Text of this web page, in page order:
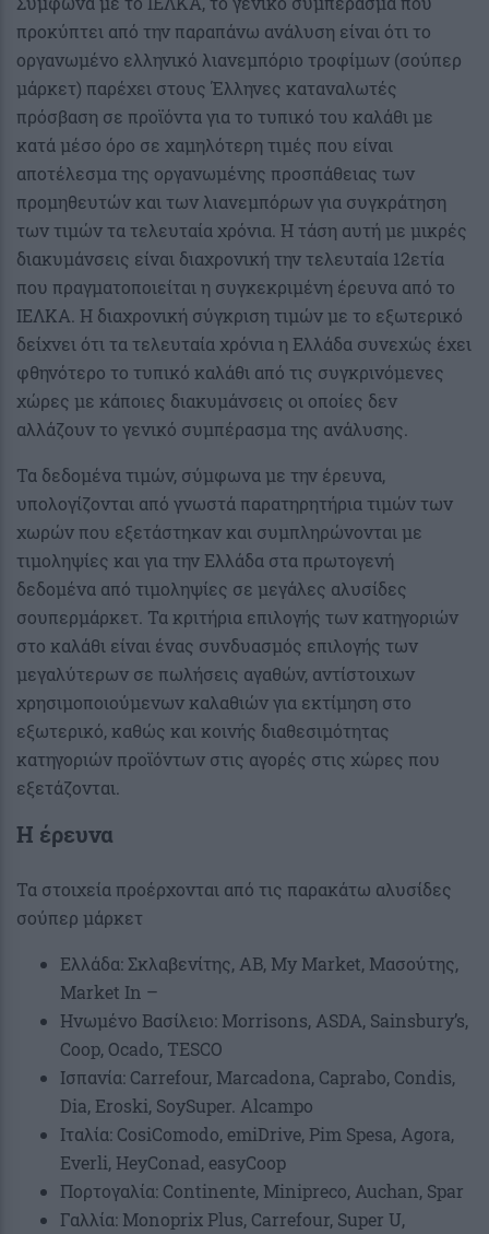
προκύπτει από την παραπάνω ανάλυση είναι ότι το
οργανωμένο ελληνικό λιανεμπόριο τροφίμων (σούπερ
μάρκετ) παρέχει στους Έλληνες καταναλωτές
πρόσβαση σε προϊόντα για το τυπικό του καλάθι με
κατά μέσο όρο σε χαμηλότερη τιμές που είναι
αποτέλεσμα της οργανωμένης προσπάθειας των
προμηθευτών και των λιανεμπόρων για συγκράτηση
των τιμών τα τελευταία χρόνια. Η τάση αυτή με μικρές
διακυμάνσεις είναι διαχρονική την τελευταία 12ετία
που πραγματοποιείται η συγκεκριμένη έρευνα από το
ΙΕΛΚΑ. Η διαχρονική σύγκριση τιμών με το εξωτερικό
δείχνει ότι τα τελευταία χρόνια η Ελλάδα συνεχώς έχει
φθηνότερο το τυπικό καλάθι από τις συγκρινόμενες
χώρες με κάποιες διακυμάνσεις οι οποίες δεν
αλλάζουν το γενικό συμπέρασμα της ανάλυσης.
Τα δεδομένα τιμών, σύμφωνα με την έρευνα,
υπολογίζονται από γνωστά παρατηρητήρια τιμών των
χωρών που εξετάστηκαν και συμπληρώνονται με
τιμοληψίες και για την Ελλάδα στα πρωτογενή
δεδομένα από τιμοληψίες σε μεγάλες αλυσίδες
σουπερμάρκετ. Τα κριτήρια επιλογής των κατηγοριών
στο καλάθι είναι ένας συνδυασμός επιλογής των
μεγαλύτερων σε πωλήσεις αγαθών, αντίστοιχων
χρησιμοποιούμενων καλαθιών για εκτίμηση στο
εξωτερικό, καθώς και κοινής διαθεσιμότητας
κατηγοριών προϊόντων στις αγορές στις χώρες που
εξετάζονται.
Η έρευνα
Τα στοιχεία προέρχονται από τις παρακάτω αλυσίδες
σούπερ μάρκετ
Ελλάδα: Σκλαβενίτης, ΑΒ, My Market, Μασούτης,
Market In –
Ηνωμένο Βασίλειο: Morrisons, ASDA, Sainsbury’s,
Coop, Ocado, TESCO
Ισπανία: Carrefour, Marcadona, Caprabo, Condis,
Dia, Eroski, SoySuper. Alcampo
Ιταλία: CosiComodo, emiDrive, Pim Spesa, Agora,
Everli, HeyConad, easyCoop
Πορτογαλία: Continente, Minipreco, Auchan, Spar
Γαλλία: Monoprix Plus, Carrefour, Super U,